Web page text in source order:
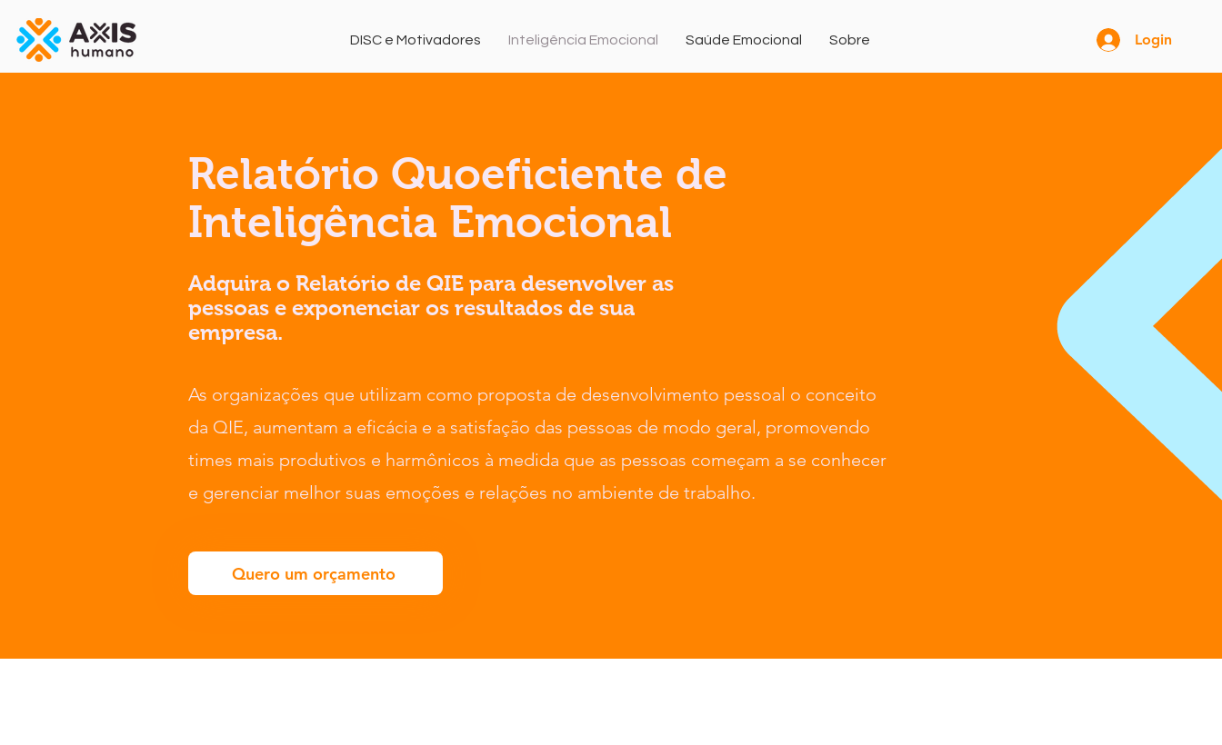
DISC e Motivadores Inteligência Emocional Saúde Emocional Sobre Login
Relatório Quoeficiente de
Inteligência Emocional
Adquira o Relatório de QIE para desenvolver as
pessoas e exponenciar os resultados de sua
empresa.
As organizações que utilizam como proposta de desenvolvimento pessoal o conceito
da QIE, aumentam a eficácia e a satisfação das pessoas de modo geral, promovendo
times mais produtivos e harmônicos à medida que as pessoas começam a se conhecer
e gerenciar melhor suas emoções e relações no ambiente de trabalho.
Quero um orçamento